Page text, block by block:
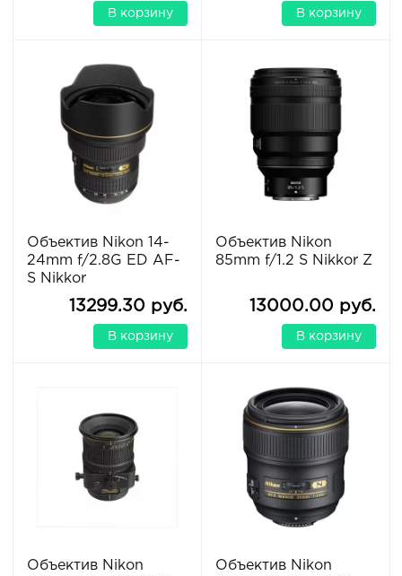
В корзину В корзину
Объектив Nikon 14-
24mm f/2.8G ED AF-
S Nikkor
13299.30 руб.
В корзину
Объектив Nikon
85mm f/1.2 S Nikkor Z
13000.00 руб.
В корзину
Объектив Nikon
Объектив Nikon